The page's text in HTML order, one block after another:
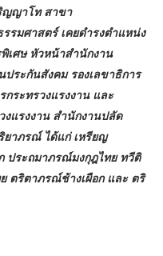
ญญาโท สาขา
รมศาสตร์ เคยดำรงตำแหน่ง
เศษ หัวหน้าสำนักงาน
ระกันสังคม รองเลขาธิการ
ระทรวงแรงงาน และ
งแรงงาน สำนักงานปลัด
ยาภรณ์ ได้แก่ เหรียญ
ประถมาภรณ์มงกุฎไทย ทวีติ
ตริตาภรณ์ช้างเผือก และ ตริ